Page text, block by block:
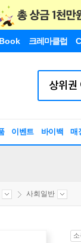
크레마클럽
이벤트 바이백 매
사회일반